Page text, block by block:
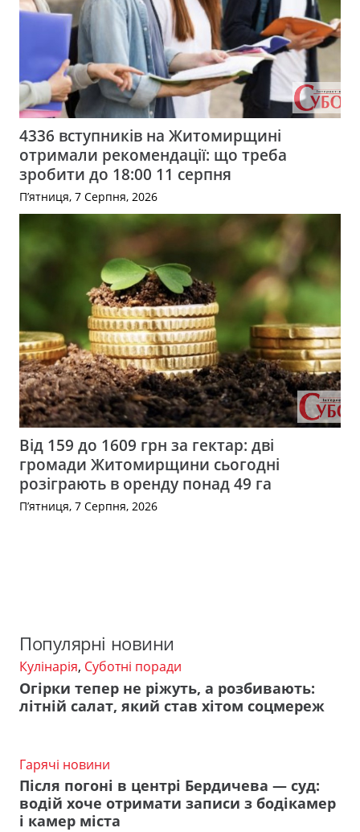
4336 вступників на Житомирщині
отримали рекомендації: що треба
зробити до 18:00 11 серпня
П’ятниця, 7 Серпня, 2026
Від 159 до 1609 грн за гектар: дві
громади Житомирщини сьогодні
розіграють в оренду понад 49 га
П’ятниця, 7 Серпня, 2026
Популярні новини
Кулінарія, Суботні поради
Огірки тепер не ріжуть, а розбивають:
літній салат, який став хітом соцмереж
Гарячі новини
Після погоні в центрі Бердичева — суд:
водій хоче отримати записи з бодікамер
і камер міста